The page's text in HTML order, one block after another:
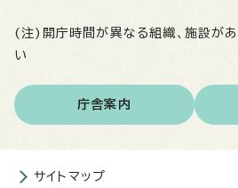
(注)開庁時間が異なる組織、施設が
い
庁舎案内
サイトマップ